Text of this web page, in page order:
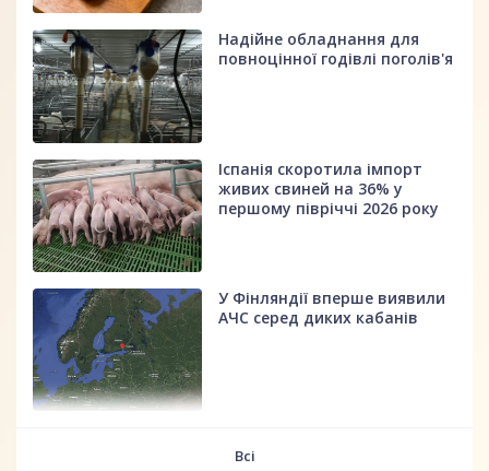
Надійне обладнання для
повноцінної годівлі поголів'я
Іспанія скоротила імпорт
живих свиней на 36% у
першому півріччі 2026 року
У Фінляндії вперше виявили
АЧС серед диких кабанів
Всі